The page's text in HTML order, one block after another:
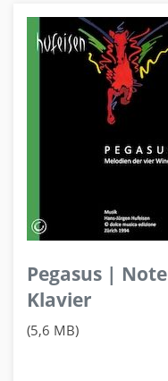
Pegasus |
Klavier
(5,6 MB)